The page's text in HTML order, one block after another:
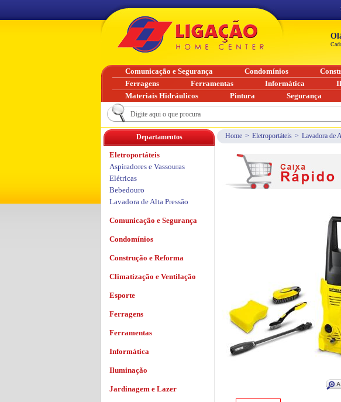
Home > Eletroportáteis > Lavadora de
Departamentos
Eletroportáteis
Aspiradores e Vassouras
Elétricas
Bebedouro
Lavadora de Alta Pressão
Comunicação e Segurança
Condomínios
Construção e Reforma
Climatização e Ventilação
Esporte
Ferragens
Ferramentas
Informática
Iluminação
Jardinagem e Lazer
Comunicação e Segurança Condomínios
Ferragens
Ferramentas Informática
Materiais Hidráulicos
Pintura Segurança